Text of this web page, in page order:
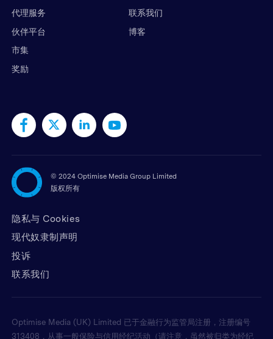
代理服务
伙伴平台
市集
奖励
联系我们
博客
© 2024 Optimise Media Group Limited
版权所有
隐私与 Cookies
现代奴隶制声明
投诉
联系我们
Optimise Media (UK) Limited 已于金融行为监管局注册，注册编号
313408，从事一般保险与信用经纪活动（请注意，虽然被归类为经纪